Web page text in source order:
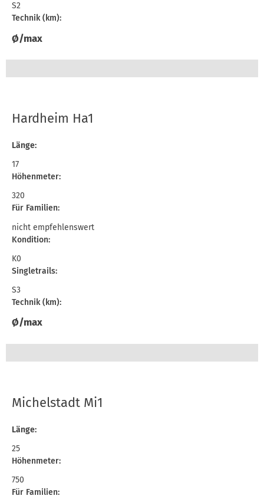
S2
Technik (km):
Ø/max
Hardheim Ha1
Länge:
17
Höhenmeter:
320
Für Familien:
nicht empfehlenswert
Kondition:
K0
Singletrails:
S3
Technik (km):
Ø/max
Michelstadt Mi1
Länge:
25
Höhenmeter:
750
Für Familien: